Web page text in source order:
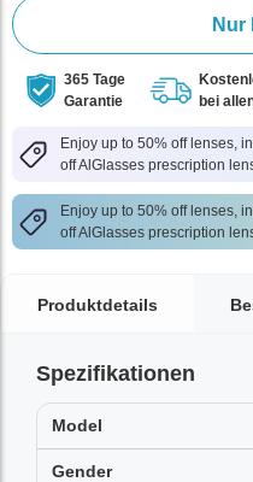
Nur
365 Tage
Garantie
bei
Enjoy up to 50% off lenses,
off AlGlasses prescription
Enjoy up to 50% off lenses,
off AlGlasses prescription
Produktdetails
Spezifikationen
Model
Gender